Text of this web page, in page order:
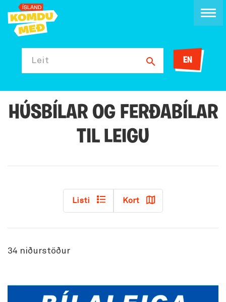
Leit EN
HÚSBÍLAR OG FERÐABÍLAR
TIL LEIGU
Listi Kort
34 niðurstöður